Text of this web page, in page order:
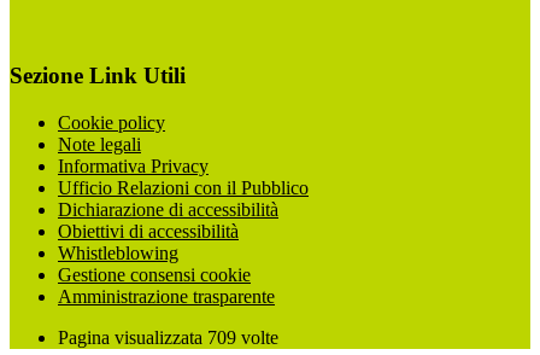
Sezione Link Utili
Cookie policy
Note legali
Informativa Privacy
Ufficio Relazioni con il Pubblico
Dichiarazione di accessibilità
Obiettivi di accessibilità
Whistleblowing
Gestione consensi cookie
Amministrazione trasparente
Pagina visualizzata 709 volte